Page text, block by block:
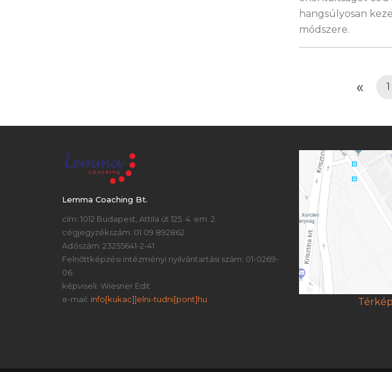
hangsúlyosan
módszere.
« 1
Lemma Coaching Bt.
cím: 1012 Budapest, Attila út 125. 4. em. 2.
cégjegyzékszám: 01 09 892862
Adószám: 23255641-2-41
Felnőttképzési intézményi nyilvántartási szám: 01-0269-
06
képviseli: Wiesner Edit
e-mail: info[kukac]]elni-tudni[pont]hu